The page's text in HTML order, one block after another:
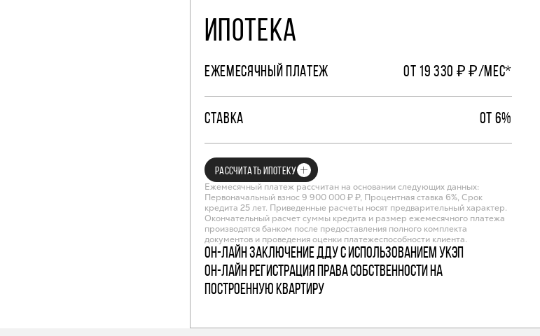
ИПОТЕКА
ЕЖЕМЕСЯЧНЫЙ ПЛАТЕЖ ОТ 19 330 ₽ ₽/МЕС*
СТАВКА ОТ 6%
РАССЧИТАТЬ ИПОТЕКУ
Ежемесячный платеж рассчитан на основании следующих данных:
Первоначальный взнос 9 900 000 ₽ ₽, Процентная ставка 6%, Срок
кредита 25 лет. Приведенные расчеты носят предварительный характер.
Окончательный расчет суммы кредита и размер ежемесячного платежа
производятся банком после предоставления полного комплекта
документов и проведения оценки платежеспособности клиента.
Он-лайн заключение ДДУ с использованием УКЭП
Он-лайн регистрация права собственности на
построенную квартиру